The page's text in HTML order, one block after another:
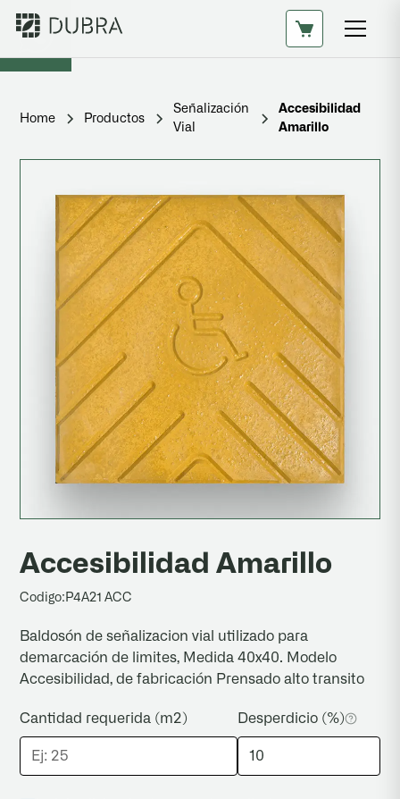
Home Productos
Señalización
Vial
Accesibilidad
Amarillo
Accesibilidad Amarillo
Codigo: P4A21 ACC
Baldosón de señalizacion vial utilizado para
demarcación de limites, Medida 40x40. Modelo
Accesibilidad, de fabricación Prensado alto transito
Cantidad requerida (m2) Desperdicio (%)